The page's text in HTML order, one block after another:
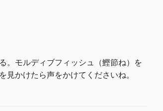
。モルディブフィッシュ（鰹節ね）を
かけたら声をかけてくださいね。